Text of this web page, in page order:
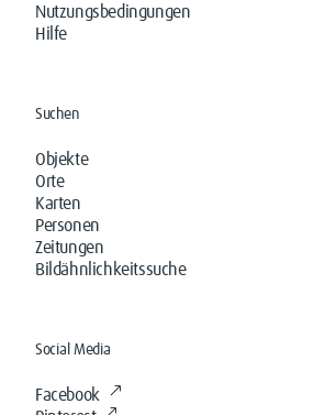
Nutzungsbedingungen
Hilfe
Suchen
Objekte
Orte
Karten
Personen
Zeitungen
Bildähnlichkeitssuche
Social Media
Facebook